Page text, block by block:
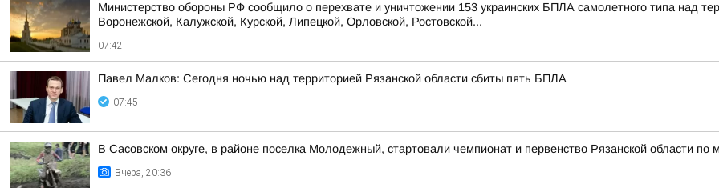
Министерство обороны РФ сообщило о перехвате и уничтожении 153 украинских БПЛА самолетного типа над
Воронежской, Калужской, Курской, Липецкой, Орловской, Ростовской...
07:42
Павел Малков: Сегодня ночью над территорией Рязанской области сбиты пять БПЛА
07:45
В Сасовском округе, в районе поселка Молодежный, стартовали чемпионат и первенство Рязанской области по
Вчера, 20:36